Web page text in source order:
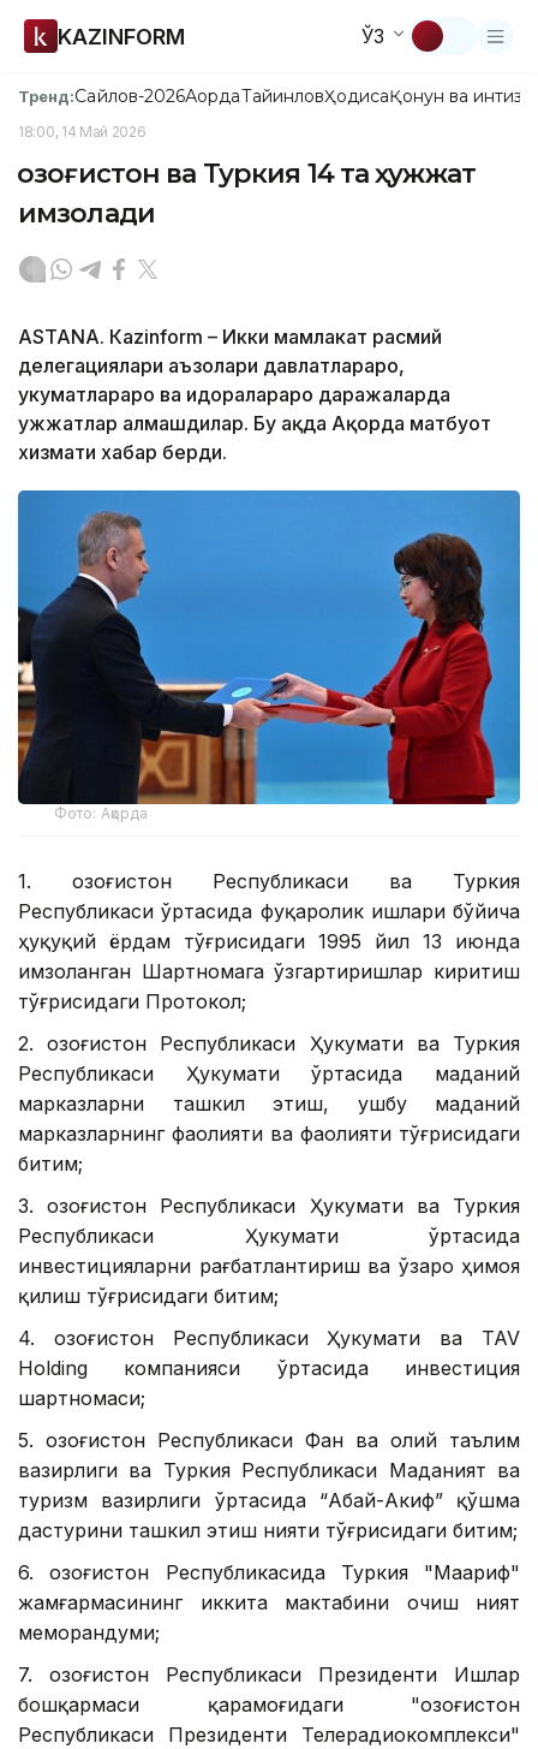
KAZINFORM ЎЗ
Тренд:Сайлов-2026АқордаТайинловҲодисаҚонун ва
18:00, 14 Май 2026
Қозоғистон ва Туркия 14 та ҳужжат
имзолади
ASTANА. Каzinform – Икки мамлакат расмий
делегациялари аъзолари давлатлараро,
ҳукуматлараро ва идоралараро даражаларда
ҳужжатлар алмашдилар. Бу ҳақда Ақорда матбуот
хизмати хабар берди.
Фото: Ақорда
1. Қозоғистон Республикаси ва Туркия
Республикаси ўртасида фуқаролик ишлари бўйича
ҳуқуқий ёрдам тўғрисидаги 1995 йил 13 июнда
имзоланган Шартномага ўзгартиришлар киритиш
тўғрисидаги Протокол;
2. Қозоғистон Республикаси Ҳукумати ва Туркия
Республикаси Ҳукумати ўртасида маданий
марказларни ташкил этиш, ушбу маданий
марказларнинг фаолияти ва фаолияти тўғрисидаги
битим;
3. Қозоғистон Республикаси Ҳукумати ва Туркия
Республикаси Ҳукумати ўртасида
инвестицияларни рағбатлантириш ва ўзаро ҳимоя
қилиш тўғрисидаги битим;
4. Қозоғистон Республикаси Ҳукумати ва TAV
Holding компанияси ўртасида инвестиция
шартномаси;
5. Қозоғистон Республикаси Фан ва олий таълим
вазирлиги ва Туркия Республикаси Маданият ва
туризм вазирлиги ўртасида “Абай-Акиф” қўшма
дастурини ташкил этиш нияти тўғрисидаги битим;
6. Қозоғистон Республикасида Туркия "Маариф"
жамғармасининг иккита мактабини очиш ният
меморандуми;
7. Қозоғистон Республикаси Президенти Ишлар
бошқармаси қарамоғидаги "Қозоғистон
Республикаси Президенти Телерадиокомплекси"